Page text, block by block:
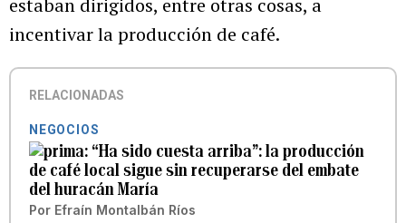
incentivar la producción de café.
RELACIONADAS
NEGOCIOS
“Ha sido cuesta arriba”: la producción
de café local sigue sin recuperarse del embate
del huracán María
Por Efraín Montalbán Ríos